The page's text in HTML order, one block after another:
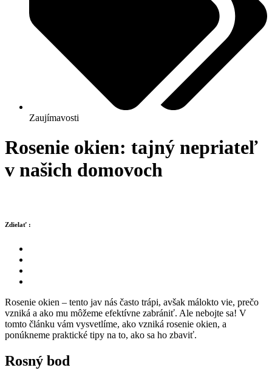
Zaujímavosti
Rosenie okien: tajný nepriateľ
v našich domovoch
Zdielať :
Rosenie okien – tento jav nás často trápi, avšak málokto vie, prečo
vzniká a ako mu môžeme efektívne zabrániť. Ale nebojte sa! V
tomto článku vám vysvetlíme, ako vzniká rosenie okien, a
ponúkneme praktické tipy na to, ako sa ho zbaviť.
Rosný bod